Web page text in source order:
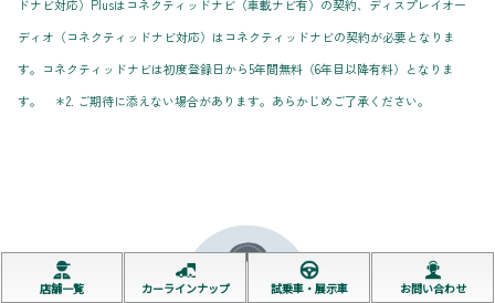
ドナビ対応）Plusはコネクティッドナビ（車載ナビ有）の契約、ディスプレイオー
ディオ（コネクティッドナビ対応）はコネクティッドナビの契約が必要となりま
す。コネクティッドナビは初度登録日から5年間無料（6年目以降有料）となりま
す。 ＊2. ご期待に添えない場合があります。あらかじめご了承ください。
店舗一覧 カーラインナップ 試乗車・展示車 お問い合わせ